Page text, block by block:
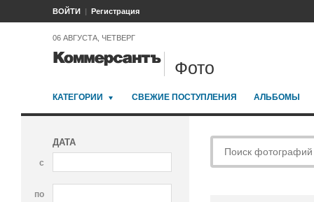
ВОЙТИ Регистрация
06 АВГУСТА, ЧЕТВЕРГ
Фото
КАТЕГОРИИ СВЕЖИЕ ПОСТУПЛЕНИЯ АЛЬБОМЫ
ДАТА
с
по